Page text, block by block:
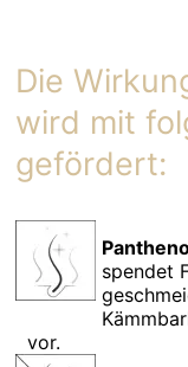
Die
wird mit
gefördert:
spendet
vor.